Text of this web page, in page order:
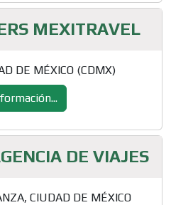
MEXITRAVEL
DE MÉXICO (CDMX)
DE VIAJES
CIUDAD DE MÉXICO